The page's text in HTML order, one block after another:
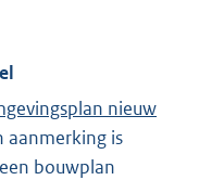
nieuw
aanmerking is
bouwplan